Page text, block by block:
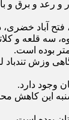
استان گفت: در ادامه فعالیت
وزش
وجود دارد.
جمعه و شنبه